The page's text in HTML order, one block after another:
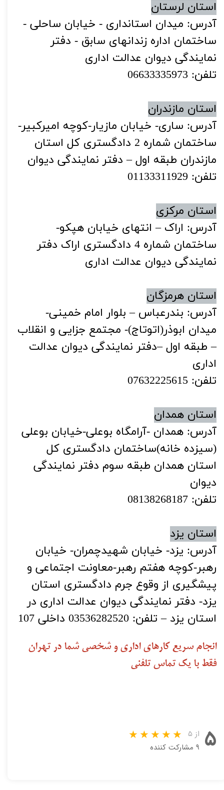
استان لرستان
آدرس: میدان استانداری - خیابان ساحلی -
ساختمان اداره زندانهای سابق - دفتر
نمایندگی دیوان عدالت اداری
تلفن: 06633335973
استان مازندران
آدرس: ساری- خیابان مازیار-کوچه امیرکبیر-
ساختمان شماره 2 دادگستری کل استان
مازندران طبقه اول – دفتر نمایندگی دیوان
تلفن: 01133311929
استان مرکزی
آدرس: اراک – انتهای خیابان هپکو-
ساختمان شماره 4 دادگستری اراک دفتر
نمایندگی دیوان عدالت اداری
استان هرمزگان
آدرس: بندرعباس – بلوار امام خمینی-
میدان ابوذر(اتوتاج)- مجتمع جزایی و انقلاب
– طبقه اول –دفتر نمایندگی دیوان عدالت
اداری
تلفن: 07632225615
استان همدان
آدرس: همدان -آرامگاه بوعلی-خیابان بوعلی
(سیزده خانه)ساختمان دادگستری کل
استان همدان طبقه سوم دفتر نمایندگی
دیوان
تلفن: 08138268187
استان یزد
آدرس: یزد- خیابان شهیدچمران- خیابان
رهبر-کوچه هفتم رهبر-معاونت اجتماعی و
پیشگیری از وقوع جرم دادگستری استان
یزد- دفتر نمایندگی دیوان عدالت اداری در
استان یزد – تلفن: 03536282520 داخلی 107
انجام سریع کارهای اداری و شخصی شما در تهران
فقط با یک تماس تلفنی
۵ از ۵
۹ مشارکت کننده